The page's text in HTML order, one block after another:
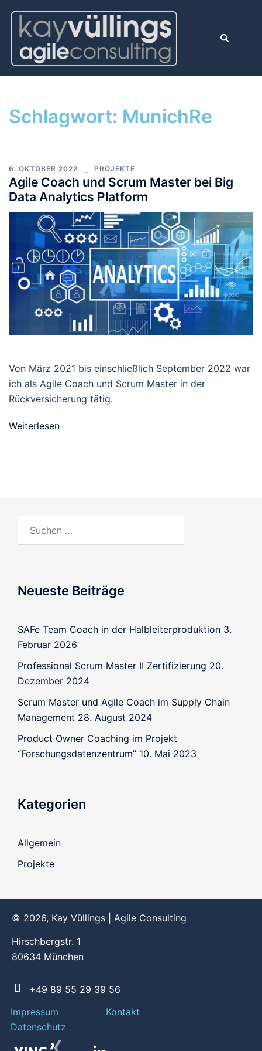
Schlagwort: MunichRe
6. OKTOBER 2022 PROJEKTE
Agile Coach und Scrum Master bei Big
Data Analytics Platform
Von März 2021 bis einschließlich September 2022 war
ich als Agile Coach und Scrum Master in der
Rückversicherung tätig.
Weiterlesen
Neueste Beiträge
SAFe Team Coach in der Halbleiterproduktion 3.
Februar 2026
Professional Scrum Master II Zertifizierung 20.
Dezember 2024
Scrum Master und Agile Coach im Supply Chain
Management 28. August 2024
Product Owner Coaching im Projekt
“Forschungsdatenzentrum” 10. Mai 2023
Kategorien
Allgemein
Projekte
© 2026, Kay Vüllings | Agile Consulting
Hirschbergstr. 1
80634 München
+49 89 55 29 39 56
Impressum
Datenschutz
Kontakt